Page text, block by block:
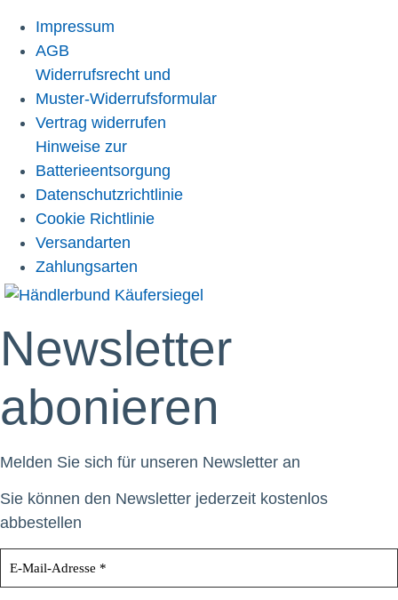
Impressum
AGB
Widerrufsrecht und
Muster-Widerrufsformular
Vertrag widerrufen
Hinweise zur
Batterieentsorgung
Datenschutzrichtlinie
Cookie Richtlinie
Versandarten
Zahlungsarten
Newsletter
abonieren
Melden Sie sich für unseren Newsletter an
Sie können den Newsletter jederzeit kostenlos
abbestellen